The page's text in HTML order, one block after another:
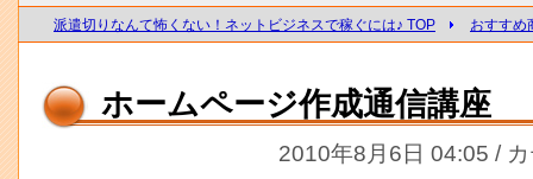
派遣切りなんて怖くない！ネットビジネスで稼ぐには♪ TOP おすすめ
ホームページ作成通信講座
2010年8月6日 04:05 /